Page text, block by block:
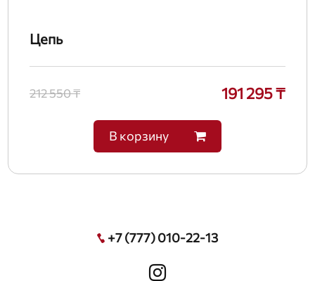
Цепь
212 550 ₸ 191 295 ₸
В корзину
+7 (777) 010-22-13